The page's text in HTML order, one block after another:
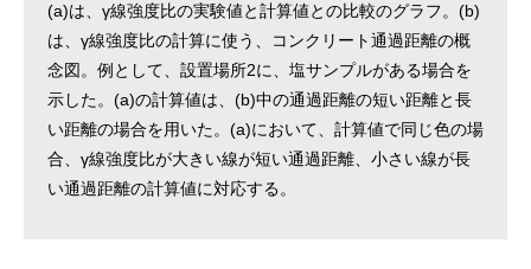
(a)は、γ線強度比の実験値と計算値との比較のグラフ。(b)
は、γ線強度比の計算に使う、コンクリート通過距離の概
念図。例として、設置場所2に、塩サンプルがある場合を
示した。(a)の計算値は、(b)中の通過距離の短い距離と長
い距離の場合を用いた。(a)において、計算値で同じ色の場
合、γ線強度比が大きい線が短い通過距離、小さい線が長
い通過距離の計算値に対応する。